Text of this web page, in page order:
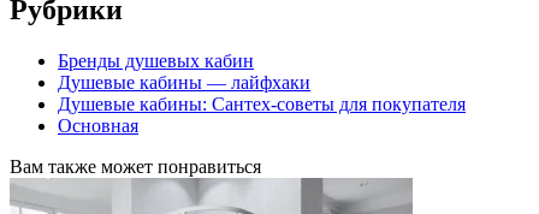
Рубрики
Бренды душевых кабин
Душевые кабины — лайфхаки
Душевые кабины: Сантех-советы для покупателя
Основная
Вам также может понравиться